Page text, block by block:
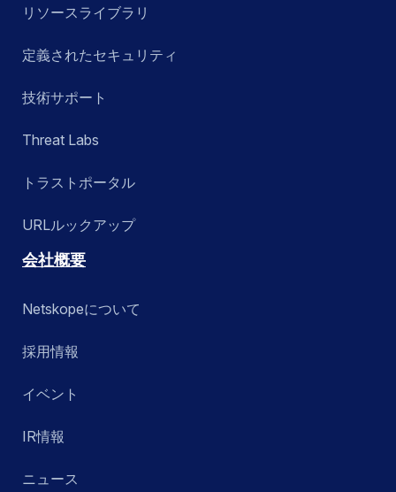
リソースライブラリ
定義されたセキュリティ
技術サポート
Threat Labs
トラストポータル
URLルックアップ
会社概要
Netskopeについて
採用情報
イベント
IR情報
ニュース